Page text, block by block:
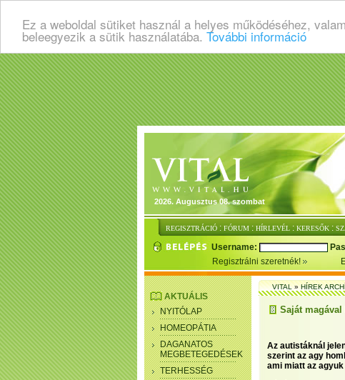
Ez a weboldal sütiket használ a helyes működéséhez,
beleegyezik a sütik használatába. További információ
2026. Augusztus 08. szombat
REGISZTRÁCIÓ : FÓRUM : HÍRLEVÉL : KERESŐK :
Username:
Regisztrálni szeretnék!
AKTUÁLIS
NYITÓLAP
HOMEOPÁTIA
DAGANATOS
MEGBETEGEDÉSEK
TERHESSÉG
VITAL»HÍREK
Saját
Az autistáknál
szerint az agy
ami miatt az